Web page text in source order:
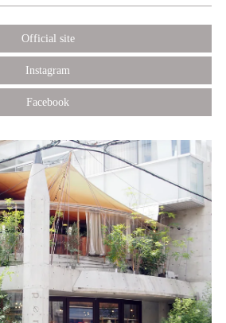
Official site
Instagram
Facebook